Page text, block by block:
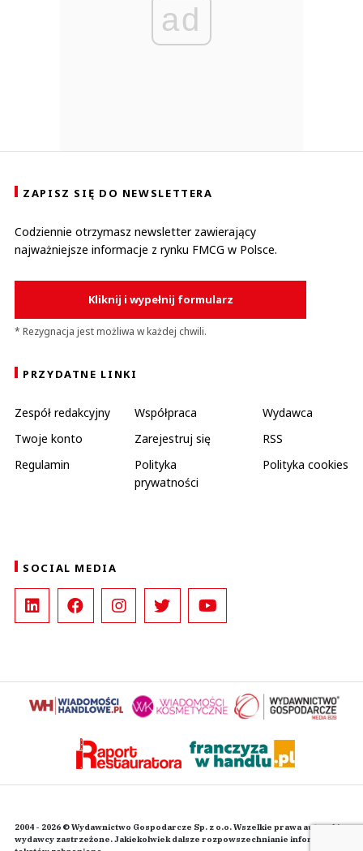
ad
ZAPISZ SIĘ DO NEWSLETTERA
Codziennie otrzymasz newsletter zawierający
najważniejsze informacje z rynku FMCG w Polsce.
Kliknij i wypełnij formularz
* Rezygnacja jest możliwa w każdej chwili.
PRZYDATNE LINKI
Zespół redakcyjny Współpraca
Wydawca
Twoje konto
Zarejestruj się
RSS
Regulamin
Polityka
prywatności
Polityka cookies
SOCIAL MEDIA
2004 - 2026 © Wydawnictwo Gospodarcze Sp. z o.o. Wszelkie prawa autorskie
wydawcy zastrzeżone. Jakiekolwiek dalsze rozpowszechnianie informacji i